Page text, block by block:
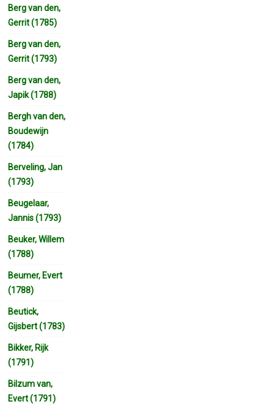
Berg van den,
Gerrit (1785)
Berg van den,
Gerrit (1793)
Berg van den,
Japik (1788)
Bergh van den,
Boudewijn
(1784)
Berveling, Jan
(1793)
Beugelaar,
Jannis (1793)
Beuker, Willem
(1788)
Beumer, Evert
(1788)
Beutick,
Gijsbert (1783)
Bikker, Rijk
(1791)
Bilzum van,
Evert (1791)